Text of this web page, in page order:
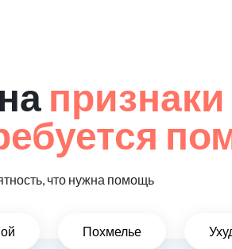
признаки
что нужна помощь
Похмелье